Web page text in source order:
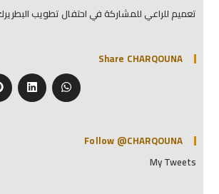
تعميم للراعي للمشاركة في احتفال تطويب
Share CHARQOUNA
Follow @CHARQOUNA
My Tweets